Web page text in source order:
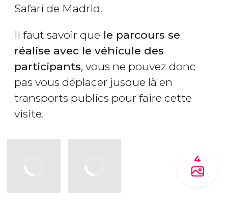
Safari de Madrid.
Il faut savoir que le parcours se
réalise avec le véhicule des
participants, vous ne pouvez donc
pas vous déplacer jusque là en
transports publics pour faire cette
visite.
4